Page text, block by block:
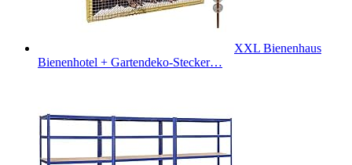
XXL Bienenhaus
Bienenhotel + Gartendeko-Stecker…